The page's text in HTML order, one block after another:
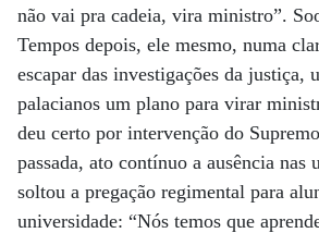
não vai pra cadeia, vira ministro”.
Tempos depois, ele mesmo, numa
escapar das investigações da justiça,
palacianos um plano para virar
deu certo por intervenção do
passada, ato contínuo a ausência nas
soltou a pregação regimental para
universidade: “Nós temos que